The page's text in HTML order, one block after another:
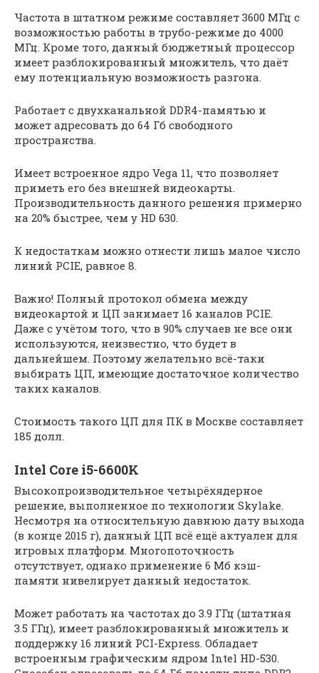
Частота в штатном режиме составляет 3600 МГц с
возможностью работы в трубо-режиме до 4000
МГц. Кроме того, данный бюджетный процессор
имеет разблокированный множитель, что даёт
ему потенциальную возможность разгона.
Работает с двухканальной DDR4-памятью и
может адресовать до 64 Гб свободного
пространства.
Имеет встроенное ядро Vega 11, что позволяет
приметь его без внешней видеокарты.
Производительность данного решения примерно
на 20% быстрее, чем у HD 630.
К недостаткам можно отнести лишь малое число
линий PCIE, равное 8.
Важно! Полный протокол обмена между
видеокартой и ЦП занимает 16 каналов PCIE.
Даже с учётом того, что в 90% случаев не все они
используются, неизвестно, что будет в
дальнейшем. Поэтому желательно всё-таки
выбирать ЦП, имеющие достаточное количество
таких каналов.
Стоимость такого ЦП для ПК в Москве составляет
185 долл.
Intel Core i5-6600K
Высокопроизводительное четырёхядерное
решение, выполненное по технологии Skylake.
Несмотря на относительную давнюю дату выхода
(в конце 2015 г), данный ЦП всё ещё актуален для
игровых платформ. Многопоточность
отсутствует, однако применение 6 Мб кэш-
памяти нивелирует данный недостаток.
Может работать на частотах до 3.9 ГГц (штатная
3.5 ГГц), имеет разблокированный множитель и
поддержку 16 линий PCI-Express. Обладает
встроенным графическим ядром Intel HD-530.